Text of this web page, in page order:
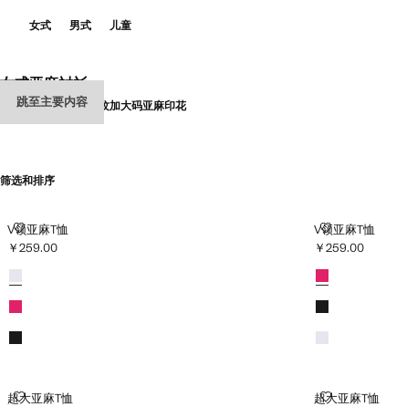
跳至主要内容
女式 男式 儿童
女式亚麻衬衫
全选短袖长袖基本 条纹加大码亚麻印花
筛选和排序
V领亚麻T恤
V领亚麻T恤
当前价格 [￥259.00 ]
￥259.00
颜色
白色
紫红色
黑色
V领亚麻T恤
V领亚麻T恤
当前价格 [￥259.00 ]
￥259.00
颜色
紫红色
黑色
白色
超大亚麻T恤
超大亚麻T恤 超大亚麻T恤
超大亚麻T恤